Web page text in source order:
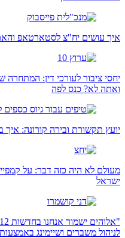
איך עושים יח"צ לסטארטאפ והאם
יחסי ציבור לעורכי דין: המתחרה
ואתה לא? כנס לפה
יועץ תקשורת ובירה קורונה:
מעולם לא היה כזה דבר: על
ישראל
לניהול משברים ושיימינג